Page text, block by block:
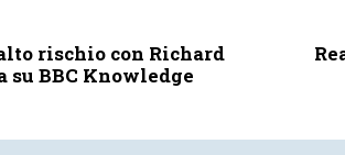
rischio con Richard
su BBC Knowledge